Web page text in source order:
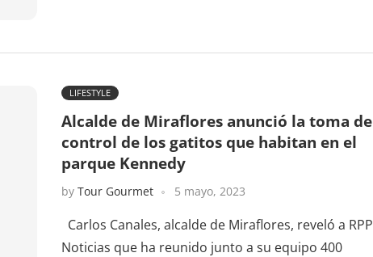
LIFESTYLE
Alcalde de Miraflores anunció la toma de
control de los gatitos que habitan en el
parque Kennedy
by Tour Gourmet 5 mayo, 2023
Carlos Canales, alcalde de Miraflores, reveló a RPP
Noticias que ha reunido junto a su equipo 400